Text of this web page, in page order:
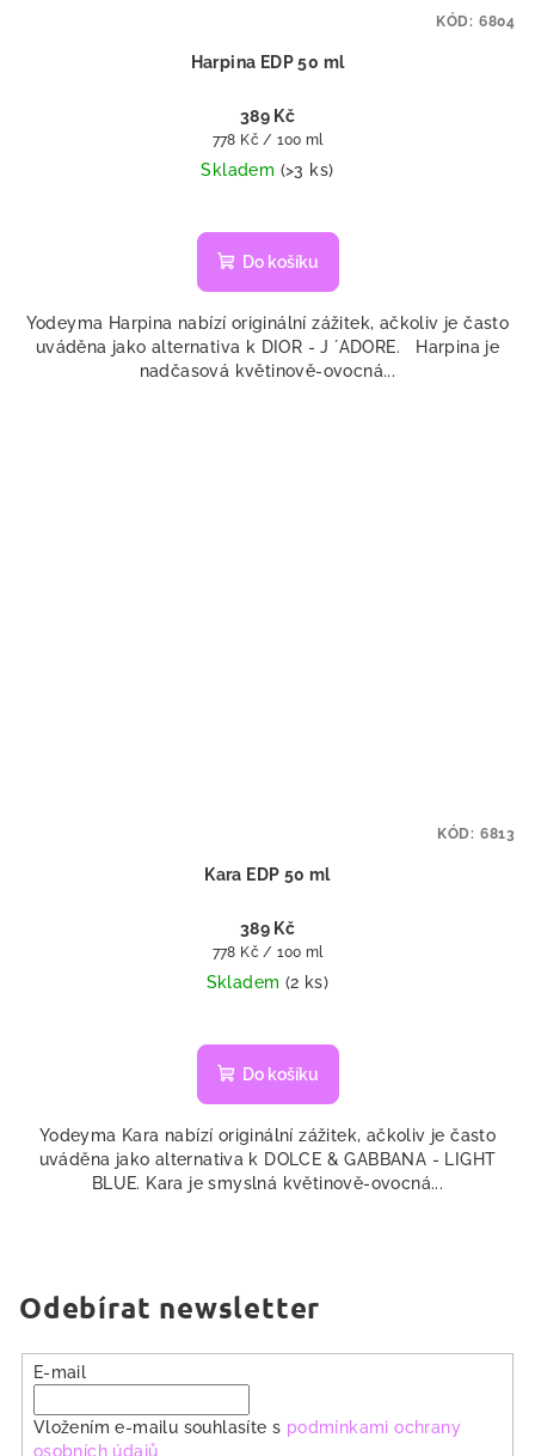
Harpina EDP 50 ml
389 Kč
Měrná
cena:
778 Kč / 100 ml
Skladem (>3 ks)
Do košíku
Yodeyma Harpina nabízí originální zážitek, ačkoliv je často
uváděna jako alternativa k DIOR - J ´ADORE. Harpina je
nadčasová květinově-ovocná...
KÓD: 6804
Kara EDP 50 ml
389 Kč
Měrná
cena:
778 Kč / 100 ml
Skladem (2 ks)
Do košíku
Yodeyma Kara nabízí originální zážitek, ačkoliv je často
uváděna jako alternativa k DOLCE & GABBANA - LIGHT
BLUE. Kara je smyslná květinově-ovocná...
KÓD: 6813
Odebírat newsletter
E-mail
Vložením e-mailu souhlasíte s podmínkami ochrany
osobních údajů